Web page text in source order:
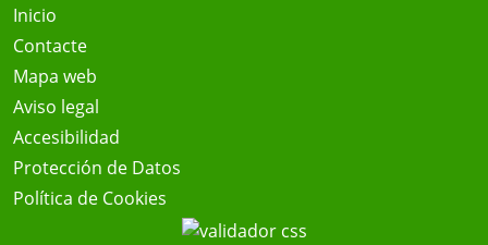
Inicio
Contacte
Mapa web
Aviso legal
Accesibilidad
Protección de Datos
Política de Cookies